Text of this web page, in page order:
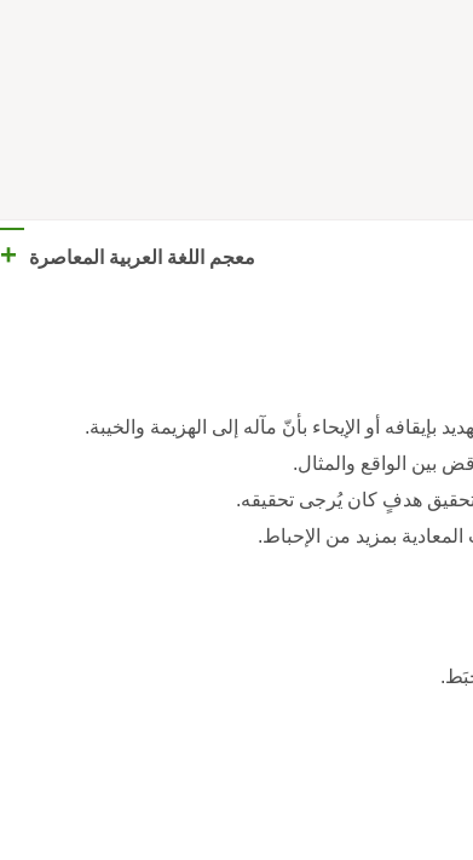
معجم اللغة العربية المعاصرة +
بإيقافه أو الإيحاء بأنّ مآله إلى الهزيمة والخيبة.
بين الواقع والمثال.
هدفٍ كان يُرجى تحقيقه.
بمزيد من الإحباط.